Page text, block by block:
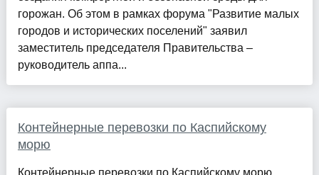
горожан. Об этом в рамках форума "Развитие малых
городов и исторических поселений" заявил
заместитель председателя Правительства –
руководитель аппа...
Контейнерные перевозки по Каспийскому
морю